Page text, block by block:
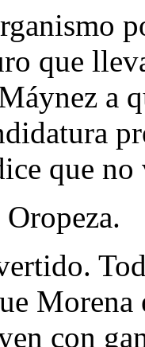
que
a
que
Morena
con